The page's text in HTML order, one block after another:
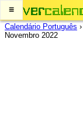
≡
Calendário Português ›
Novembro 2022